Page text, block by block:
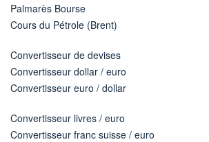
Palmarès Bourse
Cours du Pétrole (Brent)
Convertisseur de devises
Convertisseur dollar / euro
Convertisseur euro / dollar
Convertisseur livres / euro
Convertisseur franc suisse / euro